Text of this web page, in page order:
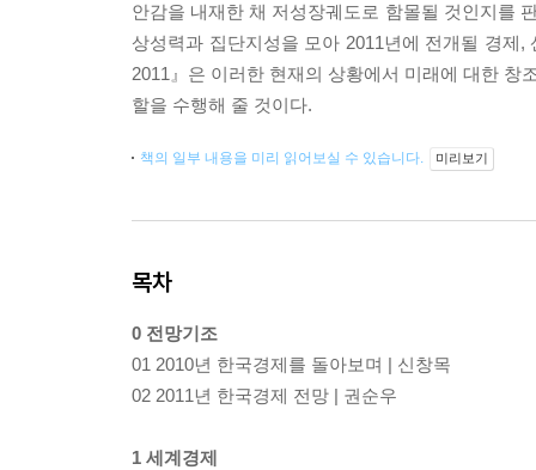
안감을 내재한 채 저성장궤도로 함몰될 것인지를
상성력과 집단지성을 모아 2011년에 전개될 경제
2011』은 이러한 현재의 상황에서 미래에 대한
할을 수행해 줄 것이다.
책의 일부 내용을 미리 읽어보실 수 있습니다. 미리보기
목차
0 전망기조
01 2010년 한국경제를 돌아보며 | 신창목
02 2011년 한국경제 전망 | 권순우
1 세계경제